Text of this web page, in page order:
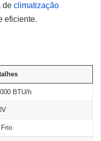
de climatização
eficiente.
BTU/h